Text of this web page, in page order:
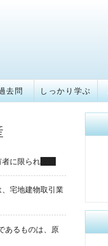
去問 しっかり学ぶ
に限られない
宅地建物取引業
あるものは、原